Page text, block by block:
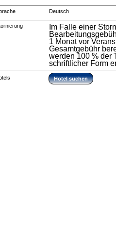
Deutsch
Im Falle einer
1 Monat vor
Gesamtgebühr
werden 100 % der
schriftlicher Form
Hotel suchen